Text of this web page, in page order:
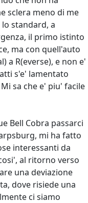
sclera meno di me
standard, a
il primo istinto
ma con quell'auto
a R(everse), e non e'
s'e' lamentato
sa che e' piu' facile
Bell Cobra passarci
mi ha fatto
interessanti da
al ritorno verso
una deviazione
dove risiede una
ci siamo